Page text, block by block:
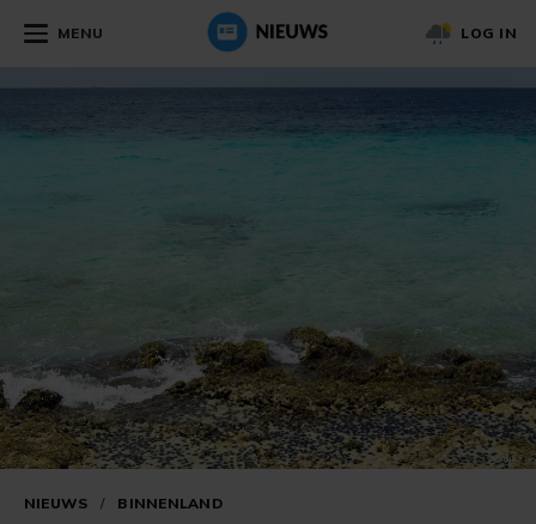
MENU LOG IN
NIEUWS / BINNENLAND